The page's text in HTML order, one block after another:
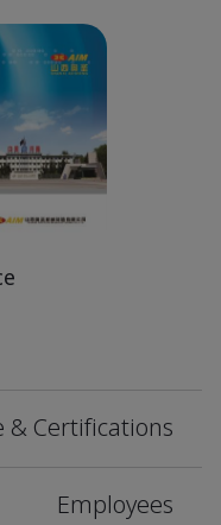
& Certifications
Employees